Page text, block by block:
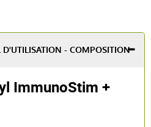
D'UTILISATION - COMPOSITION
ImmunoStim +